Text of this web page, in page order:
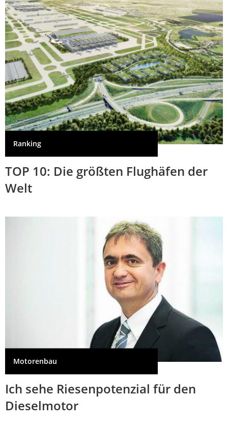
Ranking
TOP 10: Die größten Flughäfen der
Welt
Motorenbau
Ich sehe Riesenpotenzial für den
Dieselmotor